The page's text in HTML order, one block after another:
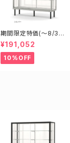
期間限定特価(～8/31)
H18608S W1800D6
000H1800mm 新型
業務用ガラスケース シ
ョーケース
¥191,052
10%OFF